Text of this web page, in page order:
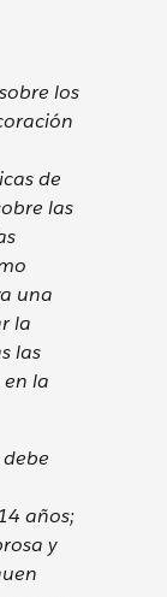
los
de
las
una
la
las
la
años;
y